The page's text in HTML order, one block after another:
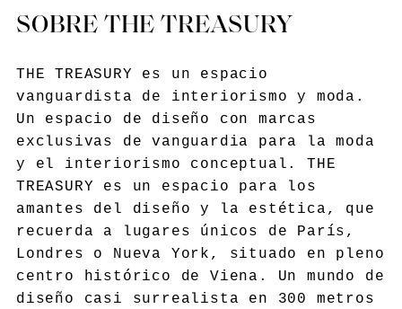
SOBRE THE TREASURY
THE TREASURY es un espacio
vanguardista de interiorismo y moda.
Un espacio de diseño con marcas
exclusivas de vanguardia para la moda
y el interiorismo conceptual. THE
TREASURY es un espacio para los
amantes del diseño y la estética, que
recuerda a lugares únicos de París,
Londres o Nueva York, situado en pleno
centro histórico de Viena. Un mundo de
diseño casi surrealista en 300 metros